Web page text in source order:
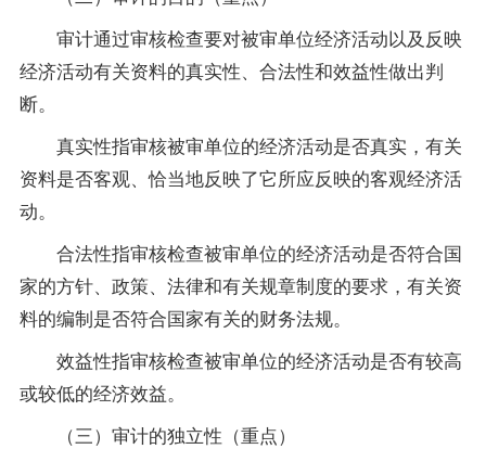
审计通过审核检查要对被审单位经济活动以及反映
经济活动有关资料的真实性、合法性和效益性做出判
断。
真实性指审核被审单位的经济活动是否真实，有关
资料是否客观、恰当地反映了它所应反映的客观经济活
动。
合法性指审核检查被审单位的经济活动是否符合国
家的方针、政策、法律和有关规章制度的要求，有关资
料的编制是否符合国家有关的财务法规。
效益性指审核检查被审单位的经济活动是否有较高
或较低的经济效益。
（三）审计的独立性（重点）